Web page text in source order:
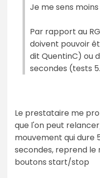
Je me sens moins
Par rapport au
doivent pouvoir
dit QuentinC) ou
secondes (tests
Le prestataire me
que l'on peut
mouvement qui dure
secondes, reprend le
boutons start/stop